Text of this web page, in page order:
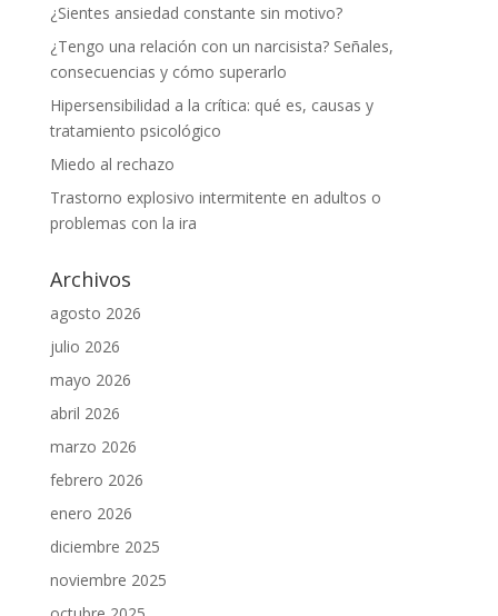
¿Sientes ansiedad constante sin motivo?
¿Tengo una relación con un narcisista? Señales,
consecuencias y cómo superarlo
Hipersensibilidad a la crítica: qué es, causas y
tratamiento psicológico
Miedo al rechazo
Trastorno explosivo intermitente en adultos o
problemas con la ira
Archivos
agosto 2026
julio 2026
mayo 2026
abril 2026
marzo 2026
febrero 2026
enero 2026
diciembre 2025
noviembre 2025